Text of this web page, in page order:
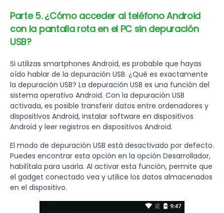
Parte 5. ¿Cómo acceder al teléfono Android
con la pantalla rota en el PC sin depuración
USB?
Si utilizas smartphones Android, es probable que hayas
oído hablar de la depuración USB. ¿Qué es exactamente
la depuración USB? La depuración USB es una función del
sistema operativo Android. Con la depuración USB
activada, es posible transferir datos entre ordenadores y
dispositivos Android, instalar software en dispositivos
Android y leer registros en dispositivos Android.
El modo de depuración USB está desactivado por defecto.
Puedes encontrar esta opción en la opción Desarrollador,
habilítala para usarla. Al activar esta función, permite que
el gadget conectado vea y utilice los datos almacenados
en el dispositivo.